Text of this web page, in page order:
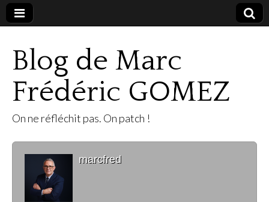
Blog de Marc
Frédéric GOMEZ
On ne réfléchit pas. On patch !
marcfred